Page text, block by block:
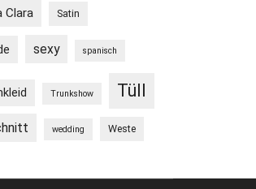
Clara Satin
sexy spanisch
Trunkshow Tüll
wedding Weste